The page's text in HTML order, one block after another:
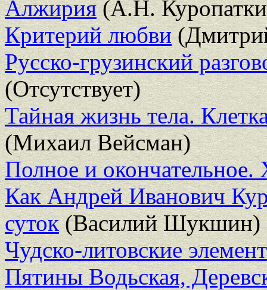
Алжирия(А.Н.
Критерий любви
Русско-грузинский
(Отсутствует)
Тайная жизнь тела.
(Михаил Вейсман)
Полное и
Как Андрей Иванович
суток(Василий Шукшин)
Чудско-литовские
Пятины Водьская,